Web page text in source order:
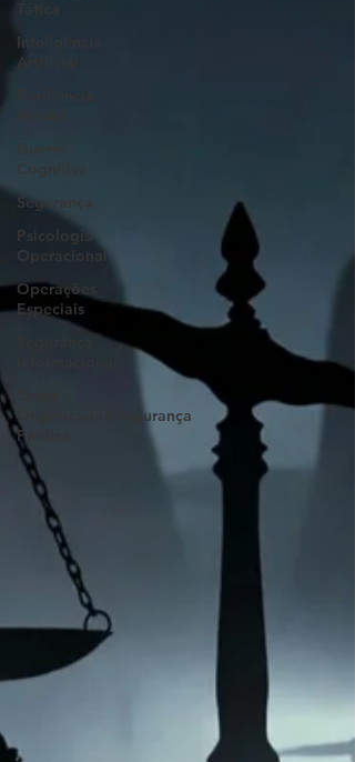
Artificial
Segurança
Psicologia
Operacional
Operações
Especiais
Organizado&Segurança
Pública